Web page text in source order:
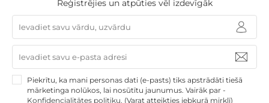
Nekādasapkalpošanas un administrācijasmaksas
14 dienunaudas atmaksas garantija
Kvalitatīva klientuapkalpošana
Reģistrējies un atpūties vēl izdevīgāk
Piekrītu, ka mani personas dati (e-pasts) tiks apstrādāti tiešā
mārketinga nolūkos, lai nosūtītu jaunumus. Vairāk par -
Konfidencialitātes politiku. (Varat atteikties jebkurā mirklī)